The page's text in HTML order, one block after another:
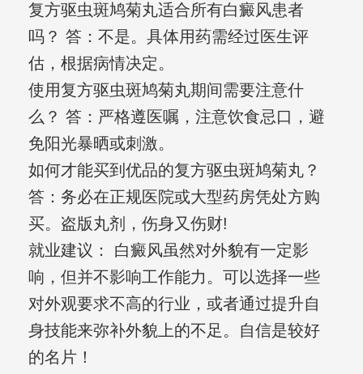
复方驱虫斑鸠菊丸适合所有白癜风患者
吗？ 答：不是。具体用药需经过医生评
估，根据病情决定。
使用复方驱虫斑鸠菊丸期间需要注意什
么？ 答：严格遵医嘱，注意饮食忌口，避
免阳光暴晒或刺激。
如何才能买到优品的复方驱虫斑鸠菊丸？
答：务必在正规医院或大型药房凭处方购
买。盗版丸剂，伤身又伤财!
就业建议： 白癜风虽然对外貌有一定影
响，但并不影响工作能力。可以选择一些
对外观要求不高的行业，或者通过提升自
身技能来弥补外貌上的不足。自信是较好
的名片！